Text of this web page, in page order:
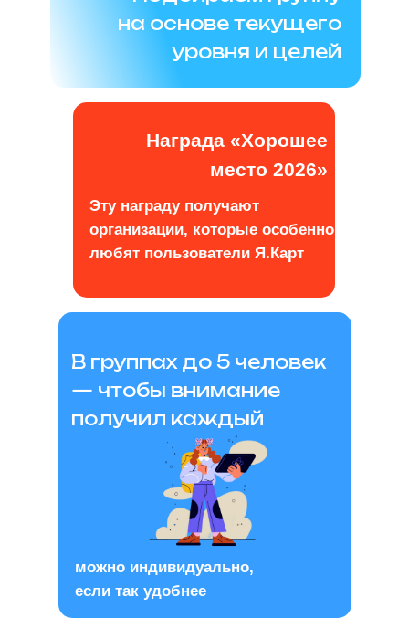
на основе текущего
уровня и целей
Награда «Хорошее
место 2026»
Эту награду получают
организации, которые особенно
любят пользователи Я.Карт
В группах до 5 человек
— чтобы внимание
получил каждый
можно индивидуально,
если так удобнее